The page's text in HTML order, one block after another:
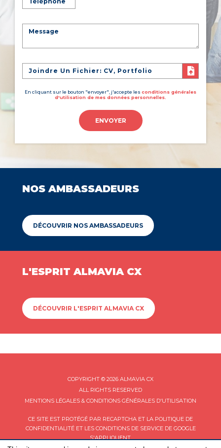
Joindre Un Fichier: CV, Portfolio
En cliquant sur le bouton "envoyer", j'accepte les conditions générales
d'utilisation de mes données personnelles.
ENVOYER
NOS AMBASSADEURS
DÉCOUVRIR NOS AMBASSADEURS
L'ESPRIT ALMAVIA CX
DÉCOUVRIR L'ESPRIT ALMAVIA CX
COPYRIGHT © 2026 ALMAVIA CX
ALL RIGHTS RESERVED
MENTIONS LÉGALES & CONDITIONS GÉNÉRALES D'UTILISATION
CE SITE EST PROTÉGÉ PAR RECAPTCHA ET LA POLITIQUE DE
CONFIDENTIALITÉET LES CONDITIONS DE SERVICEDE GOOGLE
S'APPLIQUENT.